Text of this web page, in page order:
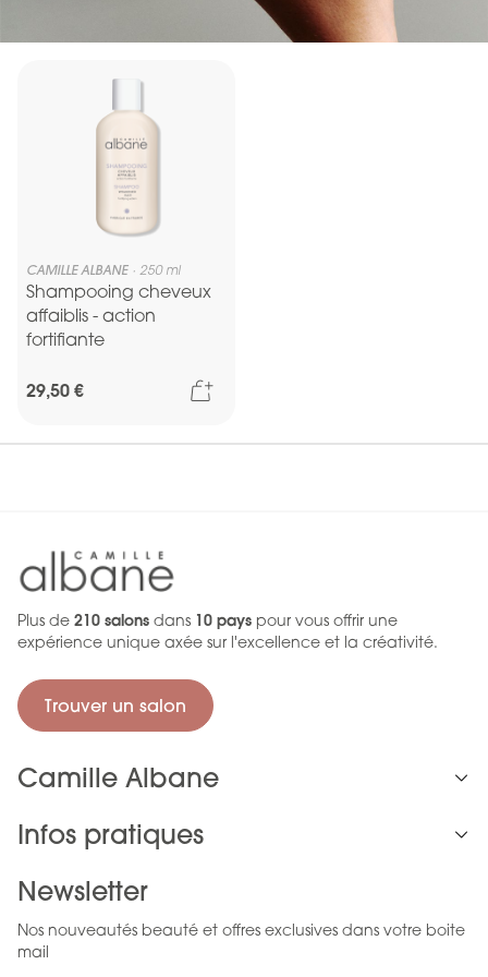
va laver vos cheveux en douceur tout en les hydratant
Votre cuir chevelu sera apaisé et les irritations seront moins
idéal pour des cheveux sollicités
actif aidera vos cheveux dans leur quête de brillance et de
CAMILLE ALBANE 250 ml
Shampooing cheveux
affaiblis - action
fortifiante
29,50 € Ajouter au panier
Plus de 210 salons dans 10 pays pour vous offrir une
expérience unique axée sur l'excellence et la créativité.
Trouver un salon
Camille Albane
Infos pratiques
Newsletter
Nos nouveautés beauté et offres exclusives dans votre boite
mail